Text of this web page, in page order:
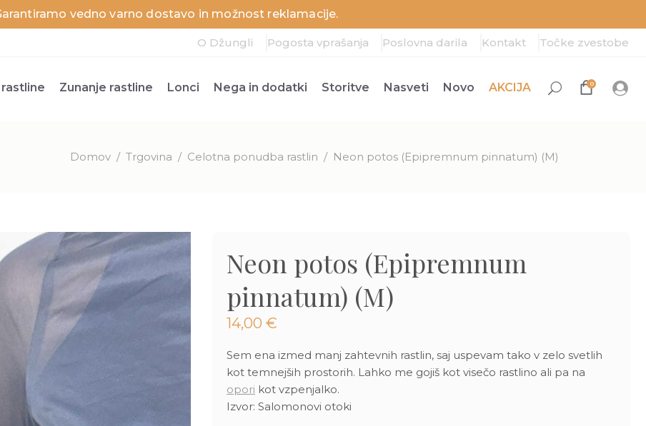
vedno varno dostavo in možnost reklamacije.
O Džungli Pogosta vprašanja Poslovna darila Kontakt Točke zvestobe
Zunanje rastline Lonci Nega in dodatki Storitve Nasveti Novo AKCIJA 0
Domov / Trgovina / Celotna ponudba rastlin / Neon potos (Epipremnum pinnatum) (M)
Neon potos (Epipremnum
pinnatum) (M)
14,00 €
Sem ena izmed manj zahtevnih rastlin, saj uspevam tako v zelo svetlih
kot temnejših prostorih. Lahko me gojiš kot visečo rastlino ali pa na
opori kot vzpenjalko.
Izvor: Salomonovi otoki